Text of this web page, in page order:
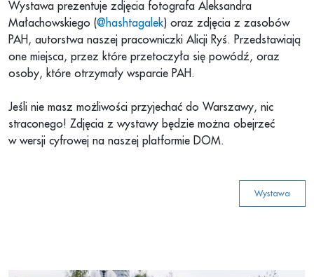
Wystawa prezentuje zdjęcia fotografa Aleksandra
Małachowskiego (@hashtagalek) oraz zdjęcia z zasobów
PAH, autorstwa naszej pracowniczki Alicji Ryś. Przedstawiają
one miejsca, przez które przetoczyła się powódź, oraz
osoby, które otrzymały wsparcie PAH.
Jeśli nie masz możliwości przyjechać do Warszawy, nic
straconego! Zdjęcia z wystawy będzie można obejrzeć
w wersji cyfrowej na naszej platformie DOM.
Wystawa